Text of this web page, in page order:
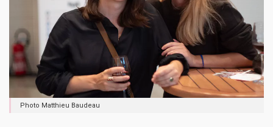
Photo Matthieu Baudeau